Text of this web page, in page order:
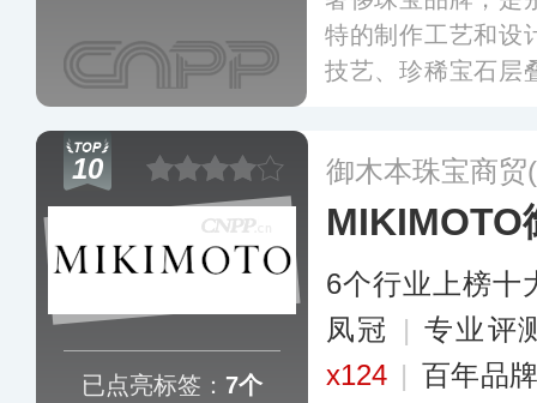
特的制作工艺和设
技艺、珍稀宝石层
10
已点亮标签： 7个
御木本珠宝商
MIKIMOTO
6个行业上榜十
凤冠 | 专业​评
x124 | 百年品